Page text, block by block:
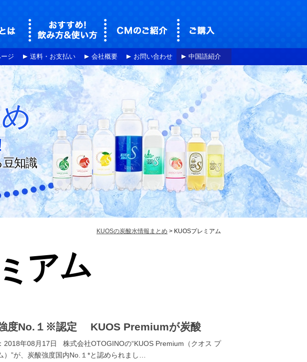
のラインナップ強炭酸水クオス(KUOS)とは おすすめ！炭酸水クオスの飲み方＆使い方炭酸水クオスのCMのご紹介
ジ 送料・お支払い 会社概要 お問い合わせ 中国語紹介
知識
KUOSの炭酸水情報まとめ KUOSプレミアム
アム
度No.１※認定 KUOS Premiumが炭酸
2018年08月17日 株式会社OTOGINOの“KUOS Premium（クオス プ
）”が、炭酸強度国内No.１*と認められまし…